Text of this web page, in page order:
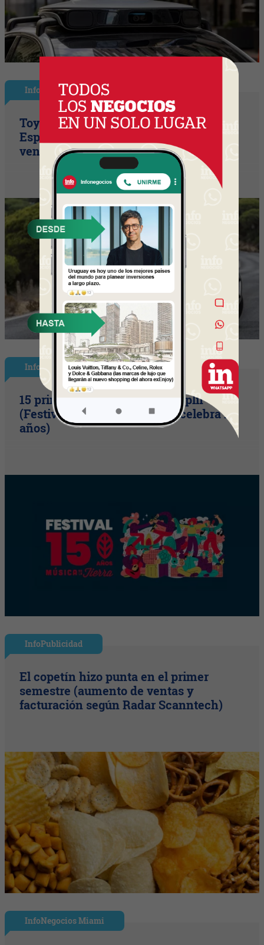
InfoNegocios España
Toyota consolida su liderazgo en
España en julio tras hacer crecer sus
ventas un 10% en 2026
InfoShow
15 primaveras tienes que cumplir
(Festival Música de la Tierra celebra 15
años)
InfoPublicidad
El copetín hizo punta en el primer
semestre (aumento de ventas y
facturación según Radar Scanntech)
InfoNegocios Miami